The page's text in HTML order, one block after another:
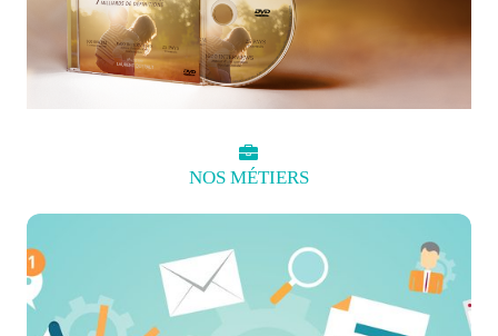
NOS MÉTIERS